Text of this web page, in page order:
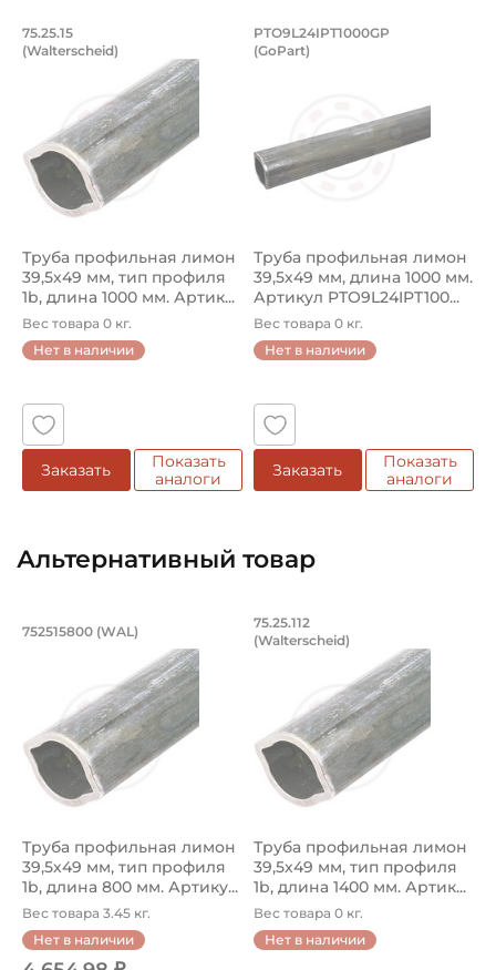
Длина профиля:
Ширина профиля:
39,5 мм
Высота профиля:
49 мм
Смазка:
Возможность дополнительной смазки
Страна происхождения:
Германия
Труба профильная лимон 39,5х49
Труба профильная лимон 75.25.15 Walterscheid, тип
75.25.15
(Walterscheid)
Труба профильная лимон
39,5х49 мм, тип профиля
1b, длина 1000 мм. Артик...
Вес товара 0 кг.
Нет в наличии
Заказать
Показать
аналоги
Труба профильная
Труба профильная лимон
PTO9L24IPT1000GP
(GoPart)
Труба профильная лимон
39,5х49 мм, длина 1000 мм.
Артикул PTO9L24IPT100...
Вес товара 0 кг.
Нет в наличии
Заказать
Показать
аналоги
Альтернативный товар
Труба профильная лимон 39,5х49
Труба профильная 752515800 Walterscheid лимон
752515800 (WAL)
Труба профильная лимон
39,5х49 мм, тип профиля
1b, длина 800 мм. Артику...
Вес товара 3.45 кг.
Нет в наличии
Труба профильная
Труба профильная лимон
75.25.112
(Walterscheid)
Труба профильная лимон
39,5х49 мм, тип профиля
1b, длина 1400 мм. Артик...
Вес товара 0 кг.
Нет в наличии